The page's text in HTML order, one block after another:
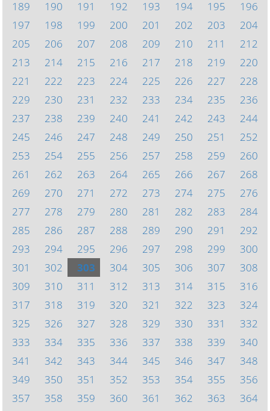
189
190 191 192 193 194 195
196
197
198 199 200 201 202 203
204
205
206 207 208 209 210 211
212
213
214 215 216 217 218 219
220
221
222 223 224 225 226 227
228
229
230 231 232 233 234 235
236
237
238 239 240 241 242 243
244
245
246 247 248 249 250 251
252
253
254 255 256 257 258 259
260
261
262 263 264 265 266 267
268
269
270 271 272 273 274 275
276
277
278 279 280 281 282 283
284
285
286 287 288 289 290 291
292
293
294 295 296 297 298 299
300
301
302 303 304 305 306 307
308
309
310 311 312 313 314 315
316
317
318 319 320 321 322 323
324
325
326 327 328 329 330 331
332
333
334 335 336 337 338 339
340
341
342 343 344 345 346 347
348
349
350 351 352 353 354 355
356
357
358 359 360 361 362 363
364